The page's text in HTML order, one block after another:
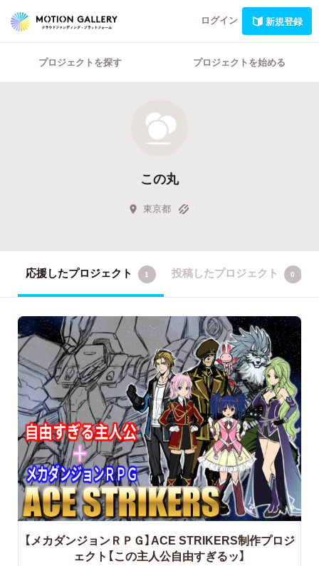
ログイン 新規登録
プロジェクトを探す プロジェクトを始める
この丸
東京都
応援したプロジェクト 1 投稿したプロジェクト 0
【メカダンジョンＲＰＧ】ACE STRIKERS制作プロジ
ェクト【この主人公自由すぎるッ】